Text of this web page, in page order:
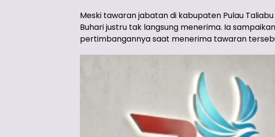
Meski tawaran jabatan di kabupaten Pulau
Buhari justru tak langsung menerima. Ia
pertimbangannya saat menerima tawaran